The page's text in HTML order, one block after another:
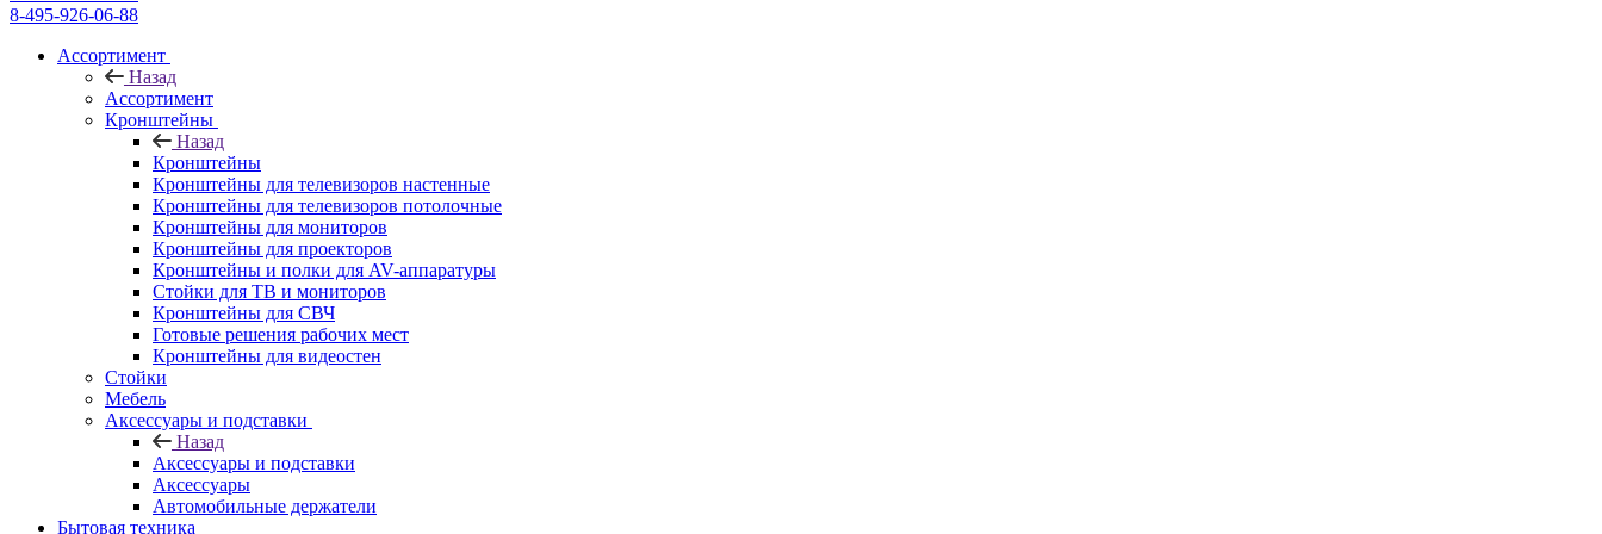
8-495-926-06-88
Ассортимент
Назад
Ассортимент
Кронштейны
Назад
Кронштейны
Кронштейны для телевизоров настенные
Кронштейны для телевизоров потолочные
Кронштейны для мониторов
Кронштейны для проекторов
Кронштейны и полки для AV-аппаратуры
Стойки для ТВ и мониторов
Кронштейны для СВЧ
Готовые решения рабочих мест
Кронштейны для видеостен
Стойки
Мебель
Аксессуары и подставки
Назад
Аксессуары и подставки
Аксессуары
Автомобильные держатели
Бытовая техника